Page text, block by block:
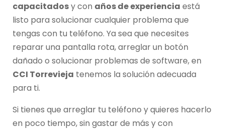
capacitadosy con años de experiencia está
listo para solucionar cualquier problema que
tengas con tu teléfono. Ya sea que necesites
reparar una pantalla rota, arreglar un botón
dañado o solucionar problemas de software, en
CCI Torrevieja tenemos la solución adecuada
para ti.
Si tienes que arreglar tu teléfono y quieres hacerlo
en poco tiempo, sin gastar de más y con